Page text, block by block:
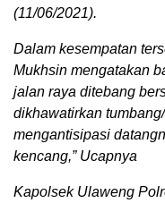
(11/06/2021).
Dalam kesempatan
Mukhsin mengatakan
jalan raya ditebang
dikhawatirkan
mengantisipasi
kencang,” Ucapnya
Kapolsek Ulaweng